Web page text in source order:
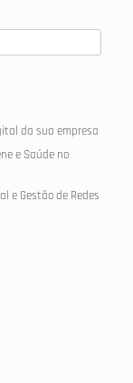
da sua empresa
e Saúde no
e Gestão de Redes